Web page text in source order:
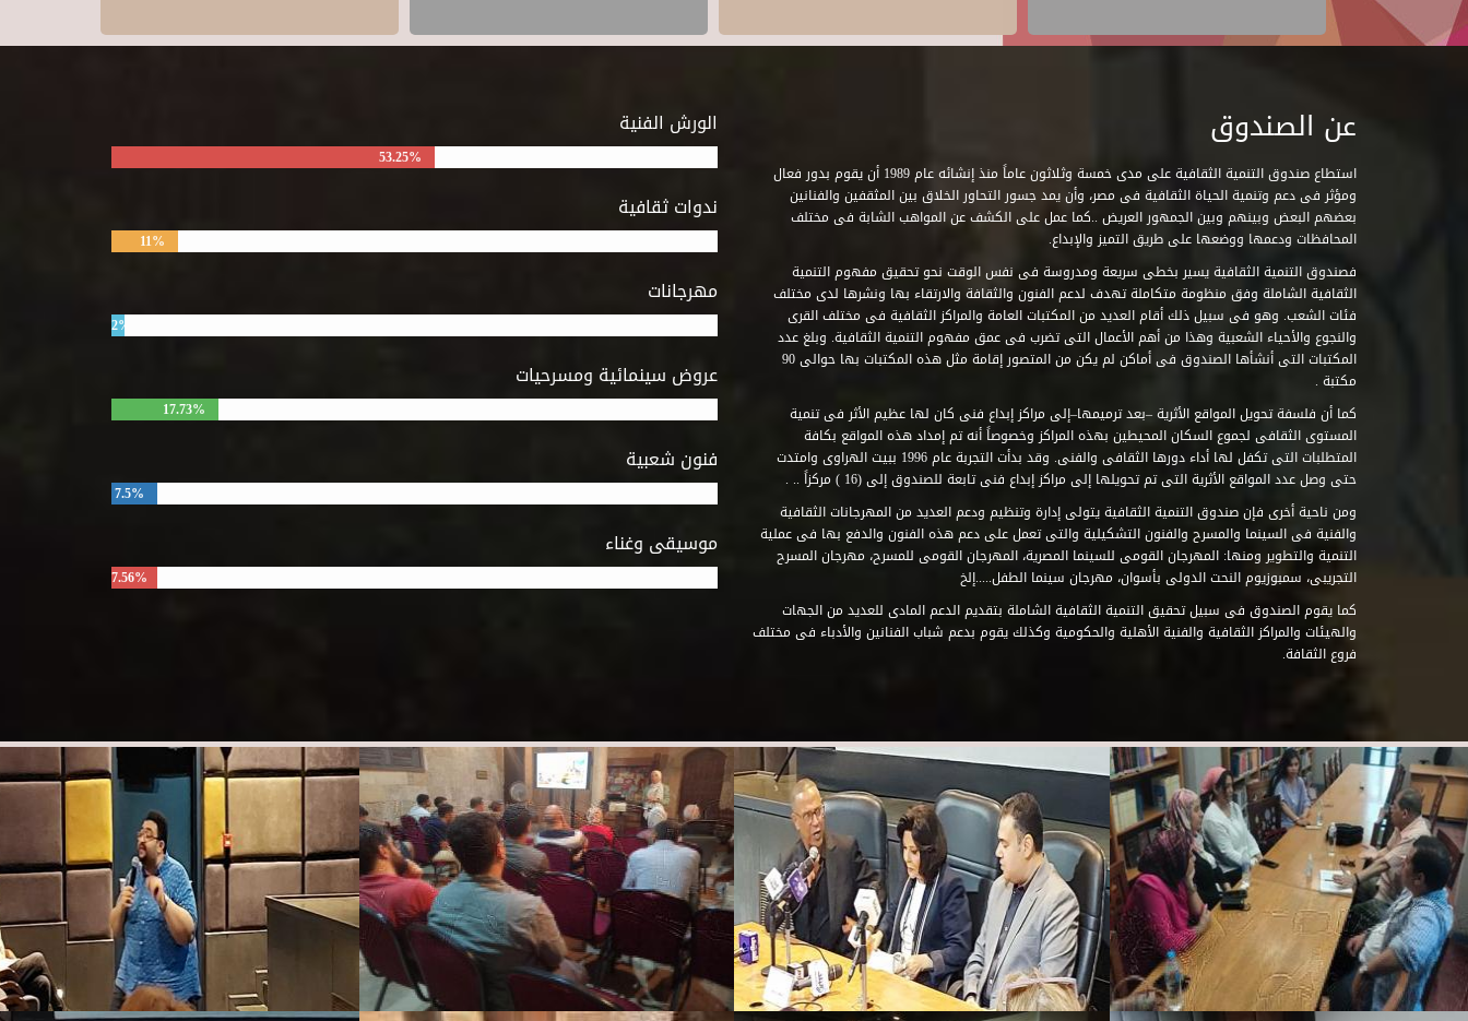
الورش الفنية
53.25%
ندوات ثقافية
11%
مهرجانات
2%
عروض سينمائية ومسرحيات
17.73%
فنون شعبية
7.5%
موسيقى وغناء
7.56%
عن الصندوق
استطاع صندوق التنمية الثقافية على مدى خمسة وثلاثون عاماً منذ إنشائه عام 1989 أن يقوم بدور فعال
ومؤثر فى دعم وتنمية الحياة الثقافية فى مصر، وأن يمد جسور التحاور الخلاق بين المثقفين والفنانين
بعضهم البعض وبينهم وبين الجمهور العريض ..كما عمل على الكشف عن المواهب الشابة فى مختلف
المحافظات ودعمها ووضعها على طريق التميز والإبداع.
فصندوق التنمية الثقافية يسير بخطى سريعة ومدروسة فى نفس الوقت نحو تحقيق مفهوم التنمية
الثقافية الشاملة وفق منظومة متكاملة تهدف لدعم الفنون والثقافة والارتقاء بها ونشرها لدى مختلف
فئات الشعب. وهو فى سبيل ذلك أقام العديد من المكتبات العامة والمراكز الثقافية فى مختلف القرى
والنجوع والأحياء الشعبية وهذا من أهم الأعمال التى تضرب فى عمق مفهوم التنمية الثقافية. وبلغ عدد
المكتبات التى أنشأها الصندوق فى أماكن لم يكن من المتصور إقامة مثل هذه المكتبات بها حوالى 90
مكتبة .
كما أن فلسفة تحويل المواقع الأثرية –بعد ترميمها–إلى مراكز إبداع فنى كان لها عظيم الأثر فى تنمية
المستوى الثقافى لجموع السكان المحيطين بهذه المراكز وخصوصاً أنه تم إمداد هذه المواقع بكافة
المتطلبات التى تكفل لها أداء دورها الثقافى والفنى. وقد بدأت التجربة عام 1996 ببيت الهراوى وامتدت
حتى وصل عدد المواقع الأثرية التى تم تحويلها إلى مراكز إبداع فنى تابعة للصندوق إلى (16 ) مركزاً .. .
ومن ناحية أخرى فإن صندوق التنمية الثقافية يتولى إدارة وتنظيم ودعم العديد من المهرجانات الثقافية
والفنية فى السينما والمسرح والفنون التشكيلية والتى تعمل على دعم هذه الفنون والدفع بها فى عملية
التنمية والتطوير ومنها: المهرجان القومى للسينما المصرية، المهرجان القومى للمسرح، مهرجان المسرح
التجريبى، سمبوزيوم النحت الدولى بأسوان، مهرجان سينما الطفل.....إلخ
كما يقوم الصندوق فى سبيل تحقيق التنمية الثقافية الشاملة بتقديم الدعم المادى للعديد من الجهات
والهيئات والمراكز الثقافية والفنية الأهلية والحكومية وكذلك يقوم بدعم شباب الفنانين والأدباء فى مختلف
فروع الثقافة.